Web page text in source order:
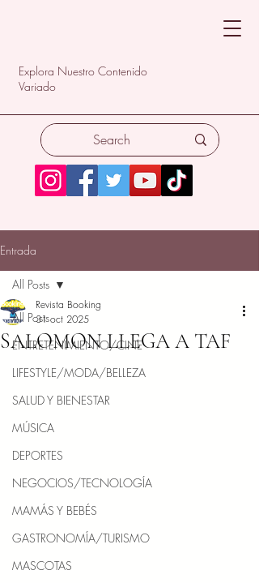
Explora Nuestro Contenido
Variado
Entrada
All Posts
ENTRETENIMIENTO/CINE
LIFESTYLE/MODA/BELLEZA
SALUD Y BIENESTAR
MÚSICA
DEPORTES
NEGOCIOS/TECNOLOGÍA
MAMÁS Y BEBÉS
GASTRONOMÍA/TURISMO
MASCOTAS
All Posts
SALOMON LLEGA A TAF
Revista Booking
31 oct 2025